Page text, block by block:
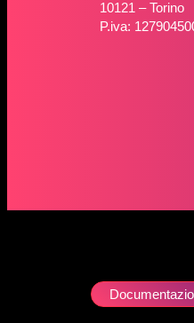
10121 – Torino
P.iva: